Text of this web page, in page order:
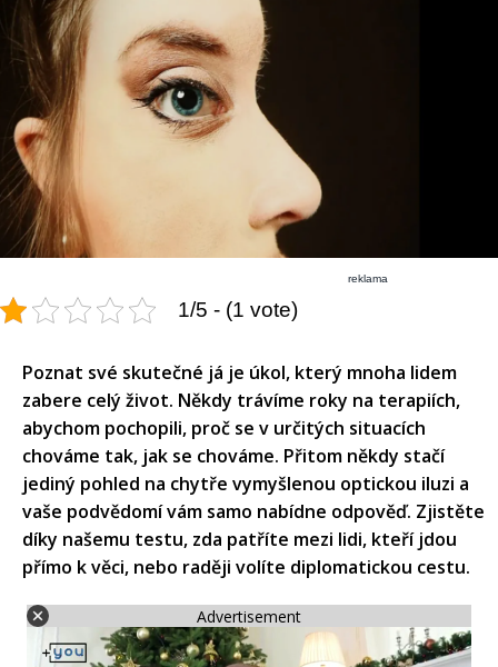
reklama
1/5 - (1 vote)
Poznat své skutečné já je úkol, který mnoha lidem
zabere celý život. Někdy trávíme roky na terapiích,
abychom pochopili, proč se v určitých situacích
chováme tak, jak se chováme. Přitom někdy stačí
jediný pohled na chytře vymyšlenou optickou iluzi a
vaše podvědomí vám samo nabídne odpověď. Zjistěte
díky našemu testu, zda patříte mezi lidi, kteří jdou
přímo k věci, nebo raději volíte diplomatickou cestu.
Advertisement